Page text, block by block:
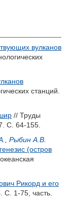
вулканов
станций.
// Труды
С. 64-155.
Рыбин А.В.
(остров
Рикорд и его
1-75, часть.